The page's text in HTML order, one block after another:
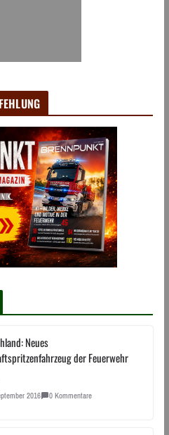
Neues
der Feuerwehr
2016 0 Kommentare